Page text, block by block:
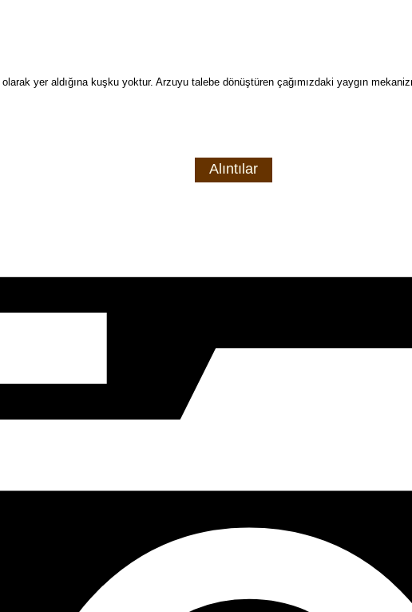
yer aldığına kuşku yoktur. Arzuyu talebe dönüştüren çağımızdaki yaygın
Alıntılar